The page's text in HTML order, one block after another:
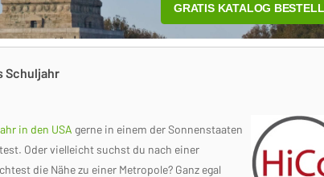
Schuljahr
in den USA gerne in einem der Sonnenstaaten
Oder vielleicht suchst du nach einer
die Nähe zu einer Metropole? Ganz egal